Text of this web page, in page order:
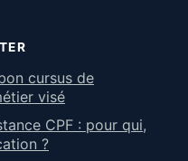
cursus de
visé
CPF : pour qui,
?